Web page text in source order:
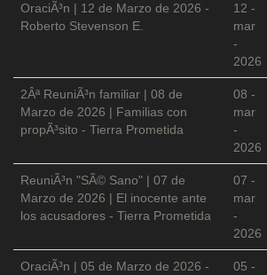
OraciÃ³n | 12 de Marzo de 2026 -
Roberto Stevenson E.
12 -
mar
-
2026
2Âª ReuniÃ³n familiar | 08 de
Marzo de 2026 | Familias con
propÃ³sito - Tierra Prometida
08 -
mar
-
2026
ReuniÃ³n "SÃ© Sano" | 07 de
Marzo de 2026 | El inocente ante
los acusadores - Tierra Prometida
07 -
mar
-
2026
OraciÃ³n | 05 de Marzo de 2026 -
05 -